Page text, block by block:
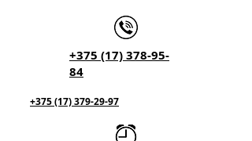
+375 (17) 378-95-
84
+375 (17) 379-29-97